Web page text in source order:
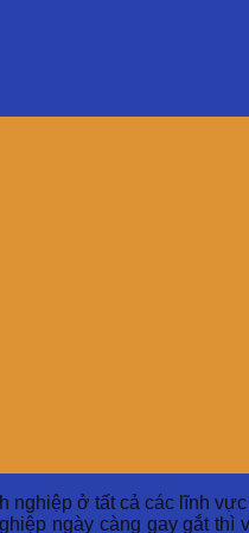
nghiệp ở tất cả các lĩnh
ngày càng gay gắt